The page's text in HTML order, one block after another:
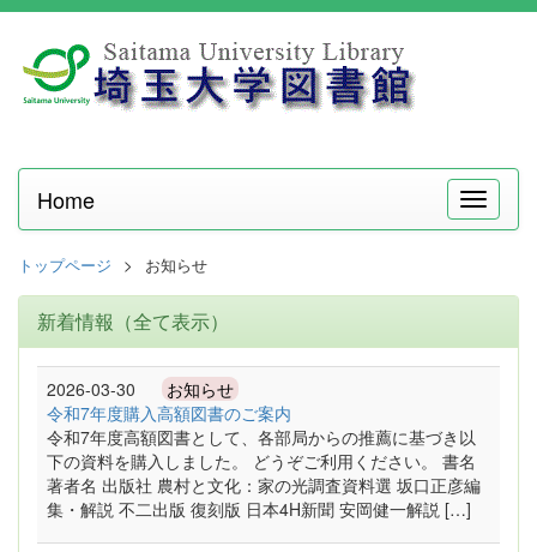
メ
ニ
Home
トップページ お知らせ
新着情報（全て表示）
2026-03-30 お知らせ
令和7年度購入高額図書のご案内
令和7年度高額図書として、各部局からの推薦に基づき以
下の資料を購入しました。 どうぞご利用ください。 書名
著者名 出版社 農村と文化：家の光調査資料選 坂口正彦編
集・解説 不二出版 復刻版 日本4H新聞 安岡健一解説 […]